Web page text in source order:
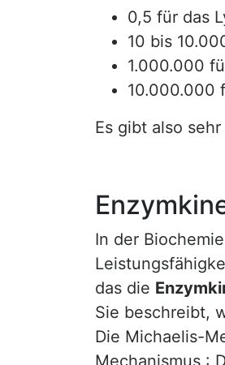
0,5 für das
10 bis
1.000.000
10.000.000
Es gibt also sehr
In der
das die
Sie beschreibt,
Die Michaelis-
Mechanismus :